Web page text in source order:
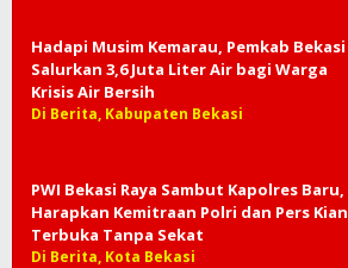
Hadapi Musim Kemarau, Pemkab Bekasi
Salurkan 3,6 Juta Liter Air bagi Warga
Krisis Air Bersih
Di Berita, Kabupaten Bekasi
PWI Bekasi Raya Sambut Kapolres Baru,
Harapkan Kemitraan Polri dan Pers Kian
Terbuka Tanpa Sekat
Di Berita, Kota Bekasi